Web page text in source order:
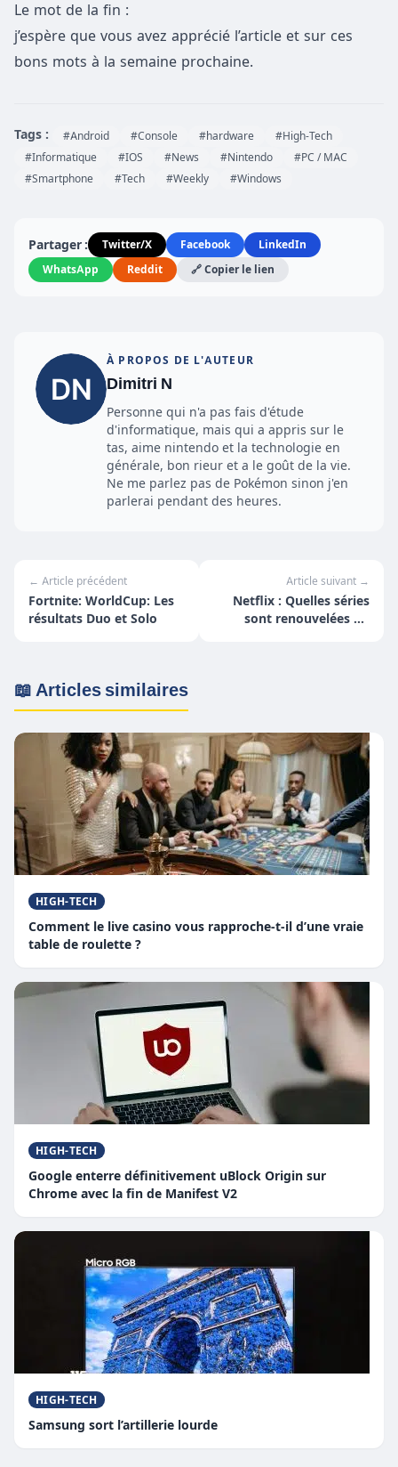
Le mot de la fin :
j’espère que vous avez apprécié l’article et sur ces
bons mots à la semaine prochaine.
Tags : #Android #Console #hardware
#High-Tech
#Informatique
#IOS #News #Nintendo
#PC / MAC
#Smartphone
#Tech #Weekly #Windows
Partager : Twitter/X Facebook
LinkedIn
WhatsApp
Reddit 🔗 Copier le lien
À PROPOS DE L'AUTEUR
Dimitri N
Personne qui n'a pas fais d'étude
d'informatique, mais qui a appris sur le
tas, aime nintendo et la technologie en
générale, bon rieur et a le goût de la vie.
Ne me parlez pas de Pokémon sinon j'en
parlerai pendant des heures.
← Article précédent
Fortnite: WorldCup: Les
résultats Duo et Solo
Article suivant →
Netflix : Quelles séries
sont renouvelées ou
📖 Articles similaires
HIGH-TECH
Comment le live casino vous rapproche-t-il d’une vraie
table de roulette ?
HIGH-TECH
Google enterre définitivement uBlock Origin sur
Chrome avec la fin de Manifest V2
HIGH-TECH
Samsung sort l’artillerie lourde